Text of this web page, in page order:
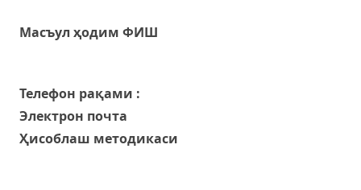
Масъул ҳодим ФИШ
Телефон рақами :
Электрон почта
Ҳисоблаш методикаси